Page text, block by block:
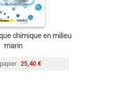
chimique en milieu
marin
25,40 €